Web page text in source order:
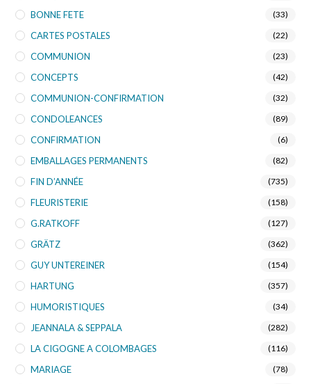
BONNE FETE (33)
CARTES POSTALES (22)
COMMUNION (23)
CONCEPTS (42)
COMMUNION-CONFIRMATION (32)
CONDOLEANCES (89)
CONFIRMATION (6)
EMBALLAGES PERMANENTS (82)
FIN D’ANNÉE (735)
FLEURISTERIE (158)
G.RATKOFF (127)
GRÄTZ (362)
GUY UNTEREINER (154)
HARTUNG (357)
HUMORISTIQUES (34)
JEANNALA & SEPPALA (282)
LA CIGOGNE A COLOMBAGES (116)
MARIAGE (78)